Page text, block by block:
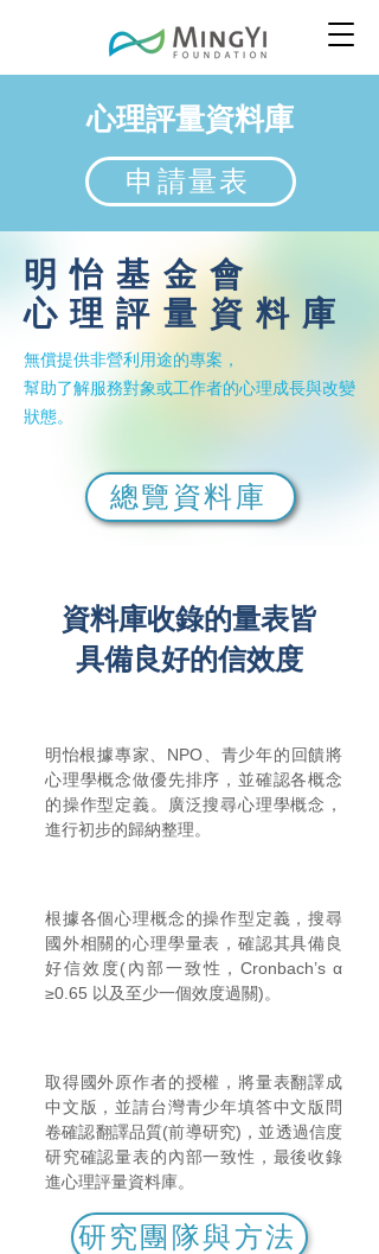
心理評量資料庫
申請量表
明怡基金會
心理評量資料庫
無償提供非營利用途的專案，
幫助了解服務對象或工作者的心理成長與改變
狀態。
總覽資料庫
資料庫收錄的量表皆
具備良好的信效度
明怡根據專家、NPO、青少年的回饋將
心理學概念做優先排序，並確認各概念
的操作型定義。廣泛搜尋心理學概念，
進行初步的歸納整理。
根據各個心理概念的操作型定義，搜尋
國外相關的心理學量表，確認其具備良
好信效度(內部一致性，Cronbach’s α
≥0.65 以及至少一個效度過關)。
取得國外原作者的授權，將量表翻譯成
中文版，並請台灣青少年填答中文版問
卷確認翻譯品質(前導研究)，並透過信度
研究確認量表的內部一致性，最後收錄
進心理評量資料庫。
研究團隊與方法